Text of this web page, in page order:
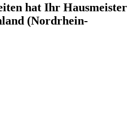
hat Ihr Hausmeister
(Nordrhein-